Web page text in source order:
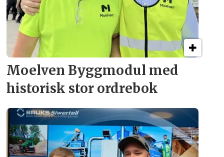
Moelven Byggmodul med
historisk stor ordrebok